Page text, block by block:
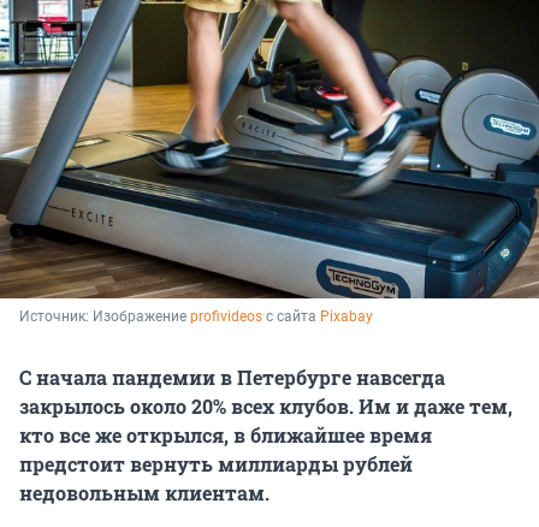
Источник: Изображение profivideos с сайта Pixabay
С начала пандемии в Петербурге навсегда
закрылось около 20% всех клубов. Им и даже тем,
кто все же открылся, в ближайшее время
предстоит вернуть миллиарды рублей
недовольным клиентам.